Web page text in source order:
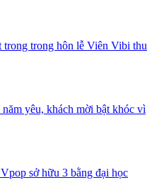
trong hôn lễ Viên Vibi thu
yêu, khách mời bật khóc vì
sở hữu 3 bằng đại học